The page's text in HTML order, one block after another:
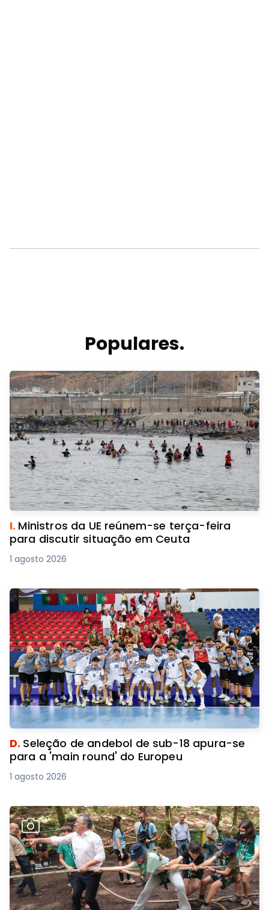
Populares.
I. Ministros da UE reúnem-se terça-feira
para discutir situação em Ceuta
1 agosto 2026
D. Seleção de andebol de sub-18 apura-se
para a 'main round' do Europeu
1 agosto 2026